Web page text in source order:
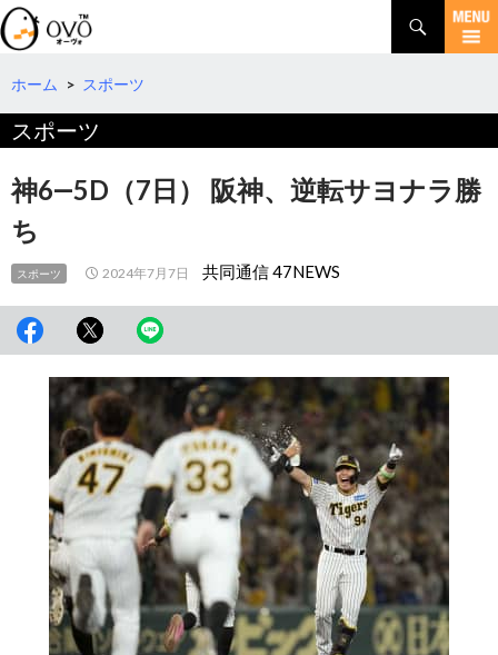
検
索
コ
テ
へ
動
ホーム > スポーツ
スポーツ
神6―5D（7日） 阪神、逆転サヨナラ勝
ち
スポーツ 2024年7月7日 共同通信 47NEWS